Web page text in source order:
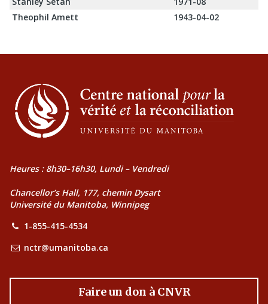
Theophil Amett
1943-04-02
Heures : 8h30–16h30, Lundi – Vendredi
Chancellor’s Hall, 177, chemin Dysart
Université du Manitoba, Winnipeg
1-855-415-4534
nctr@umanitoba.ca
Faire un don à CNVR